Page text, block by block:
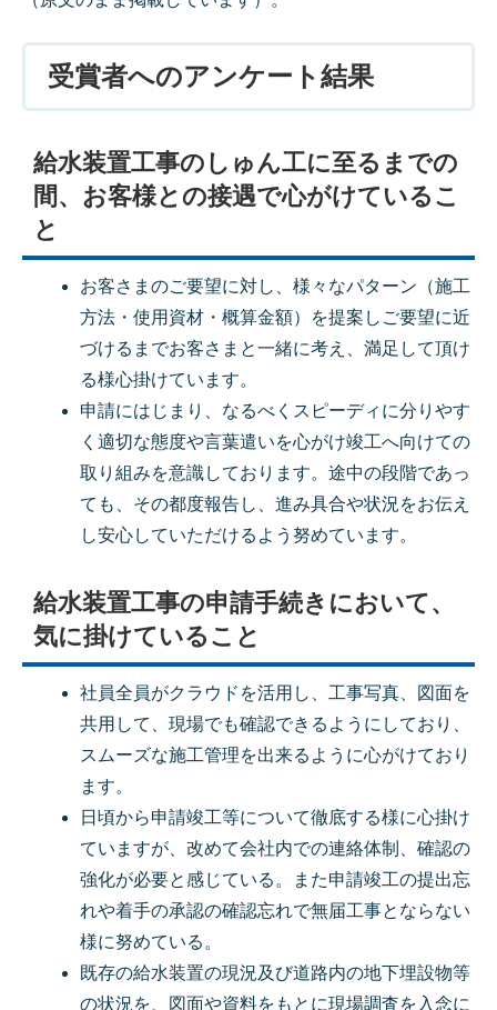
受賞者へのアンケート結果
給水装置工事のしゅん工に至るまでの
間、お客様との接遇で心がけているこ
と
お客さまのご要望に対し、様々なパターン（施工
方法・使用資材・概算金額）を提案しご要望に近
づけるまでお客さまと一緒に考え、満足して頂け
る様心掛けています。
申請にはじまり、なるべくスピーディに分りやす
く適切な態度や言葉遣いを心がけ竣工へ向けての
取り組みを意識しております。途中の段階であっ
ても、その都度報告し、進み具合や状況をお伝え
し安心していただけるよう努めています。
給水装置工事の申請手続きにおいて、
気に掛けていること
社員全員がクラウドを活用し、工事写真、図面を
共用して、現場でも確認できるようにしており、
スムーズな施工管理を出来るように心がけており
ます。
日頃から申請竣工等について徹底する様に心掛け
ていますが、改めて会社内での連絡体制、確認の
強化が必要と感じている。また申請竣工の提出忘
れや着手の承認の確認忘れで無届工事とならない
様に努めている。
既存の給水装置の現況及び道路内の地下埋設物等
の状況を、図面や資料をもとに現場調査を入念に